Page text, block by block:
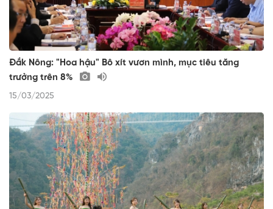
Đắk Nông: "Hoa hậu" Bô xít vươn mình, mục tiêu tăng
trưởng trên 8%
15/03/2025